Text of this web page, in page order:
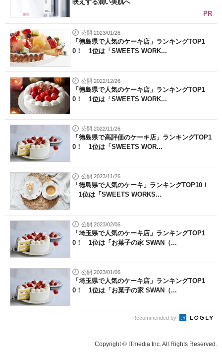
映えする潤い美肌へ
PR
公開 2023/01/26
「徳島県で人気のケーキ店」ランキングTOP1
0！ 1位は「SWEETS WORK...
公開 2022/12/26
「徳島県で人気のケーキ店」ランキングTOP1
0！ 1位は「SWEETS WORK...
公開 2022/11/26
「徳島県で高評価のケーキ店」ランキングTOP1
0！ 1位は「SWEETS WOR...
公開 2023/11/26
「徳島県で人気のケーキ」ランキングTOP10！
1位は「SWEETS WORKS...
公開 2023/02/06
「埼玉県で人気のケーキ店」ランキングTOP1
0！ 1位は「お菓子の家 SWAN（...
公開 2023/01/06
「埼玉県で人気のケーキ店」ランキングTOP1
0！ 1位は「お菓子の家 SWAN（...
Recommended by
Copyright © ITmedia Inc. All Rights Reserved.